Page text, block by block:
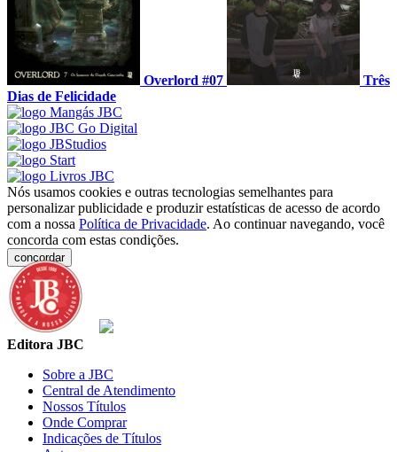
Overlord #07
Três
Dias de Felicidade
Nós usamos cookies e outras tecnologias semelhantes para
personalizar publicidade e produzir estatísticas de acesso de acordo
com a nossa Política de Privacidade. Ao continuar navegando, você
concorda com estas condições.
concordar
Editora JBC
Sobre a JBC
Central de Atendimento
Nossos Títulos
Onde Comprar
Indicações de Títulos